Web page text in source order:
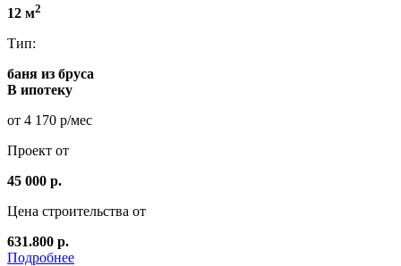
12 м2
Тип:
баня из бруса
В ипотеку
от 4 170 р/мес
Проект от
45 000 р.
Цена строительства от
631.800 р.
Подробнее